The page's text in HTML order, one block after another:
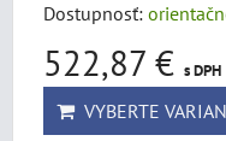
Dostupnosť:
522,87 € s DPH
VYBERTE